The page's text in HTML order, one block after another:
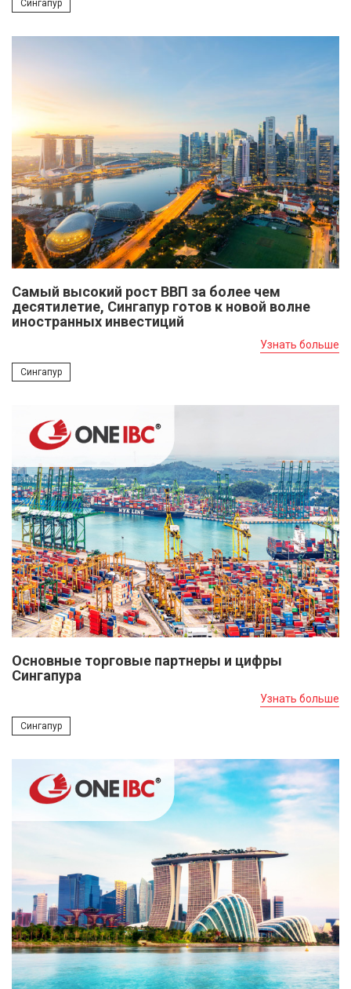
Сингапур
Самый высокий рост ВВП за более чем
десятилетие, Сингапур готов к новой волне
иностранных инвестиций
Узнать больше
Сингапур
Основные торговые партнеры и цифры
Сингапура
Узнать больше
Сингапур